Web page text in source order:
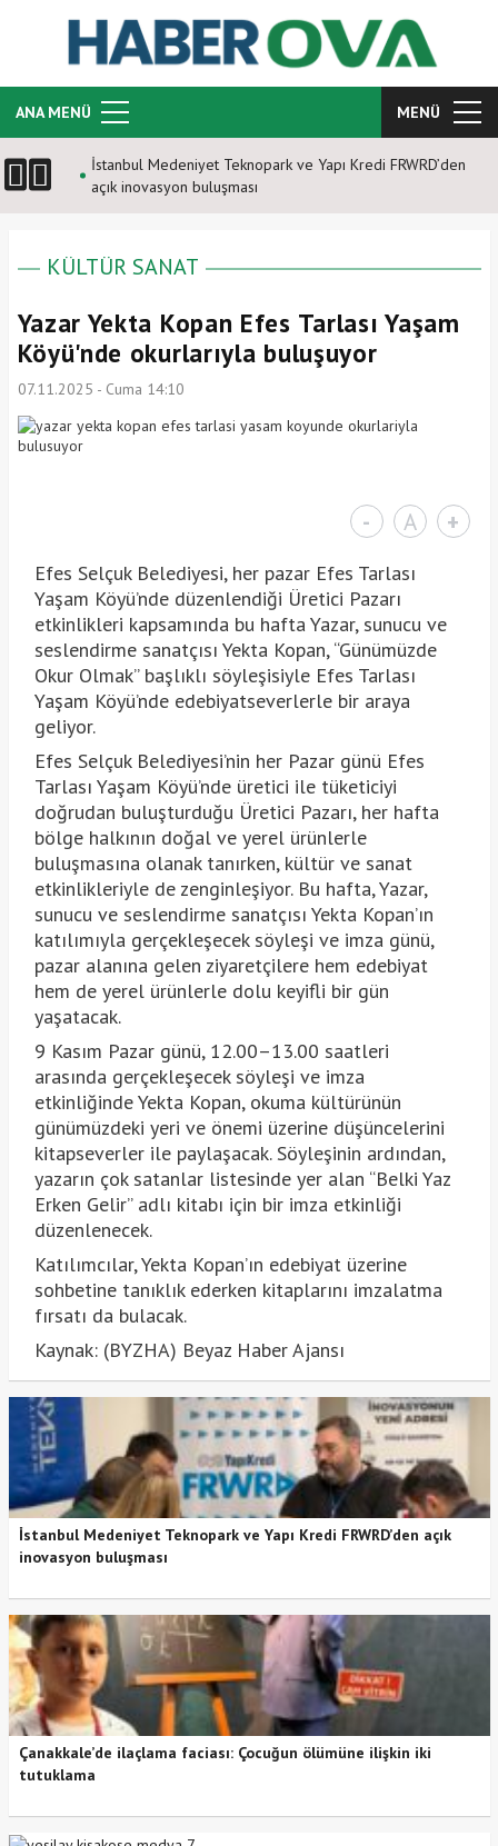
ANA MENÜ MENÜ
İstanbul Medeniyet Teknopark ve Yapı Kredi FRWRD’den
açık inovasyon buluşması
KÜLTÜR SANAT
Yazar Yekta Kopan Efes Tarlası Yaşam
Köyü'nde okurlarıyla buluşuyor
07.11.2025 - Cuma 14:10
- A +
Efes Selçuk Belediyesi, her pazar Efes Tarlası
Yaşam Köyü’nde düzenlendiği Üretici Pazarı
etkinlikleri kapsamında bu hafta Yazar, sunucu ve
seslendirme sanatçısı Yekta Kopan, “Günümüzde
Okur Olmak” başlıklı söyleşisiyle Efes Tarlası
Yaşam Köyü’nde edebiyatseverlerle bir araya
geliyor.
Efes Selçuk Belediyesi’nin her Pazar günü Efes
Tarlası Yaşam Köyü’nde üretici ile tüketiciyi
doğrudan buluşturduğu Üretici Pazarı, her hafta
bölge halkının doğal ve yerel ürünlerle
buluşmasına olanak tanırken, kültür ve sanat
etkinlikleriyle de zenginleşiyor. Bu hafta, Yazar,
sunucu ve seslendirme sanatçısı Yekta Kopan’ın
katılımıyla gerçekleşecek söyleşi ve imza günü,
pazar alanına gelen ziyaretçilere hem edebiyat
hem de yerel ürünlerle dolu keyifli bir gün
yaşatacak.
9 Kasım Pazar günü, 12.00–13.00 saatleri
arasında gerçekleşecek söyleşi ve imza
etkinliğinde Yekta Kopan, okuma kültürünün
günümüzdeki yeri ve önemi üzerine düşüncelerini
kitapseverler ile paylaşacak. Söyleşinin ardından,
yazarın çok satanlar listesinde yer alan “Belki Yaz
Erken Gelir” adlı kitabı için bir imza etkinliği
düzenlenecek.
Katılımcılar, Yekta Kopan’ın edebiyat üzerine
sohbetine tanıklık ederken kitaplarını imzalatma
fırsatı da bulacak.
Kaynak: (BYZHA) Beyaz Haber Ajansı
İstanbul Medeniyet Teknopark ve Yapı Kredi FRWRD’den açık
inovasyon buluşması
Çanakkale’de ilaçlama faciası: Çocuğun ölümüne ilişkin iki
tutuklama